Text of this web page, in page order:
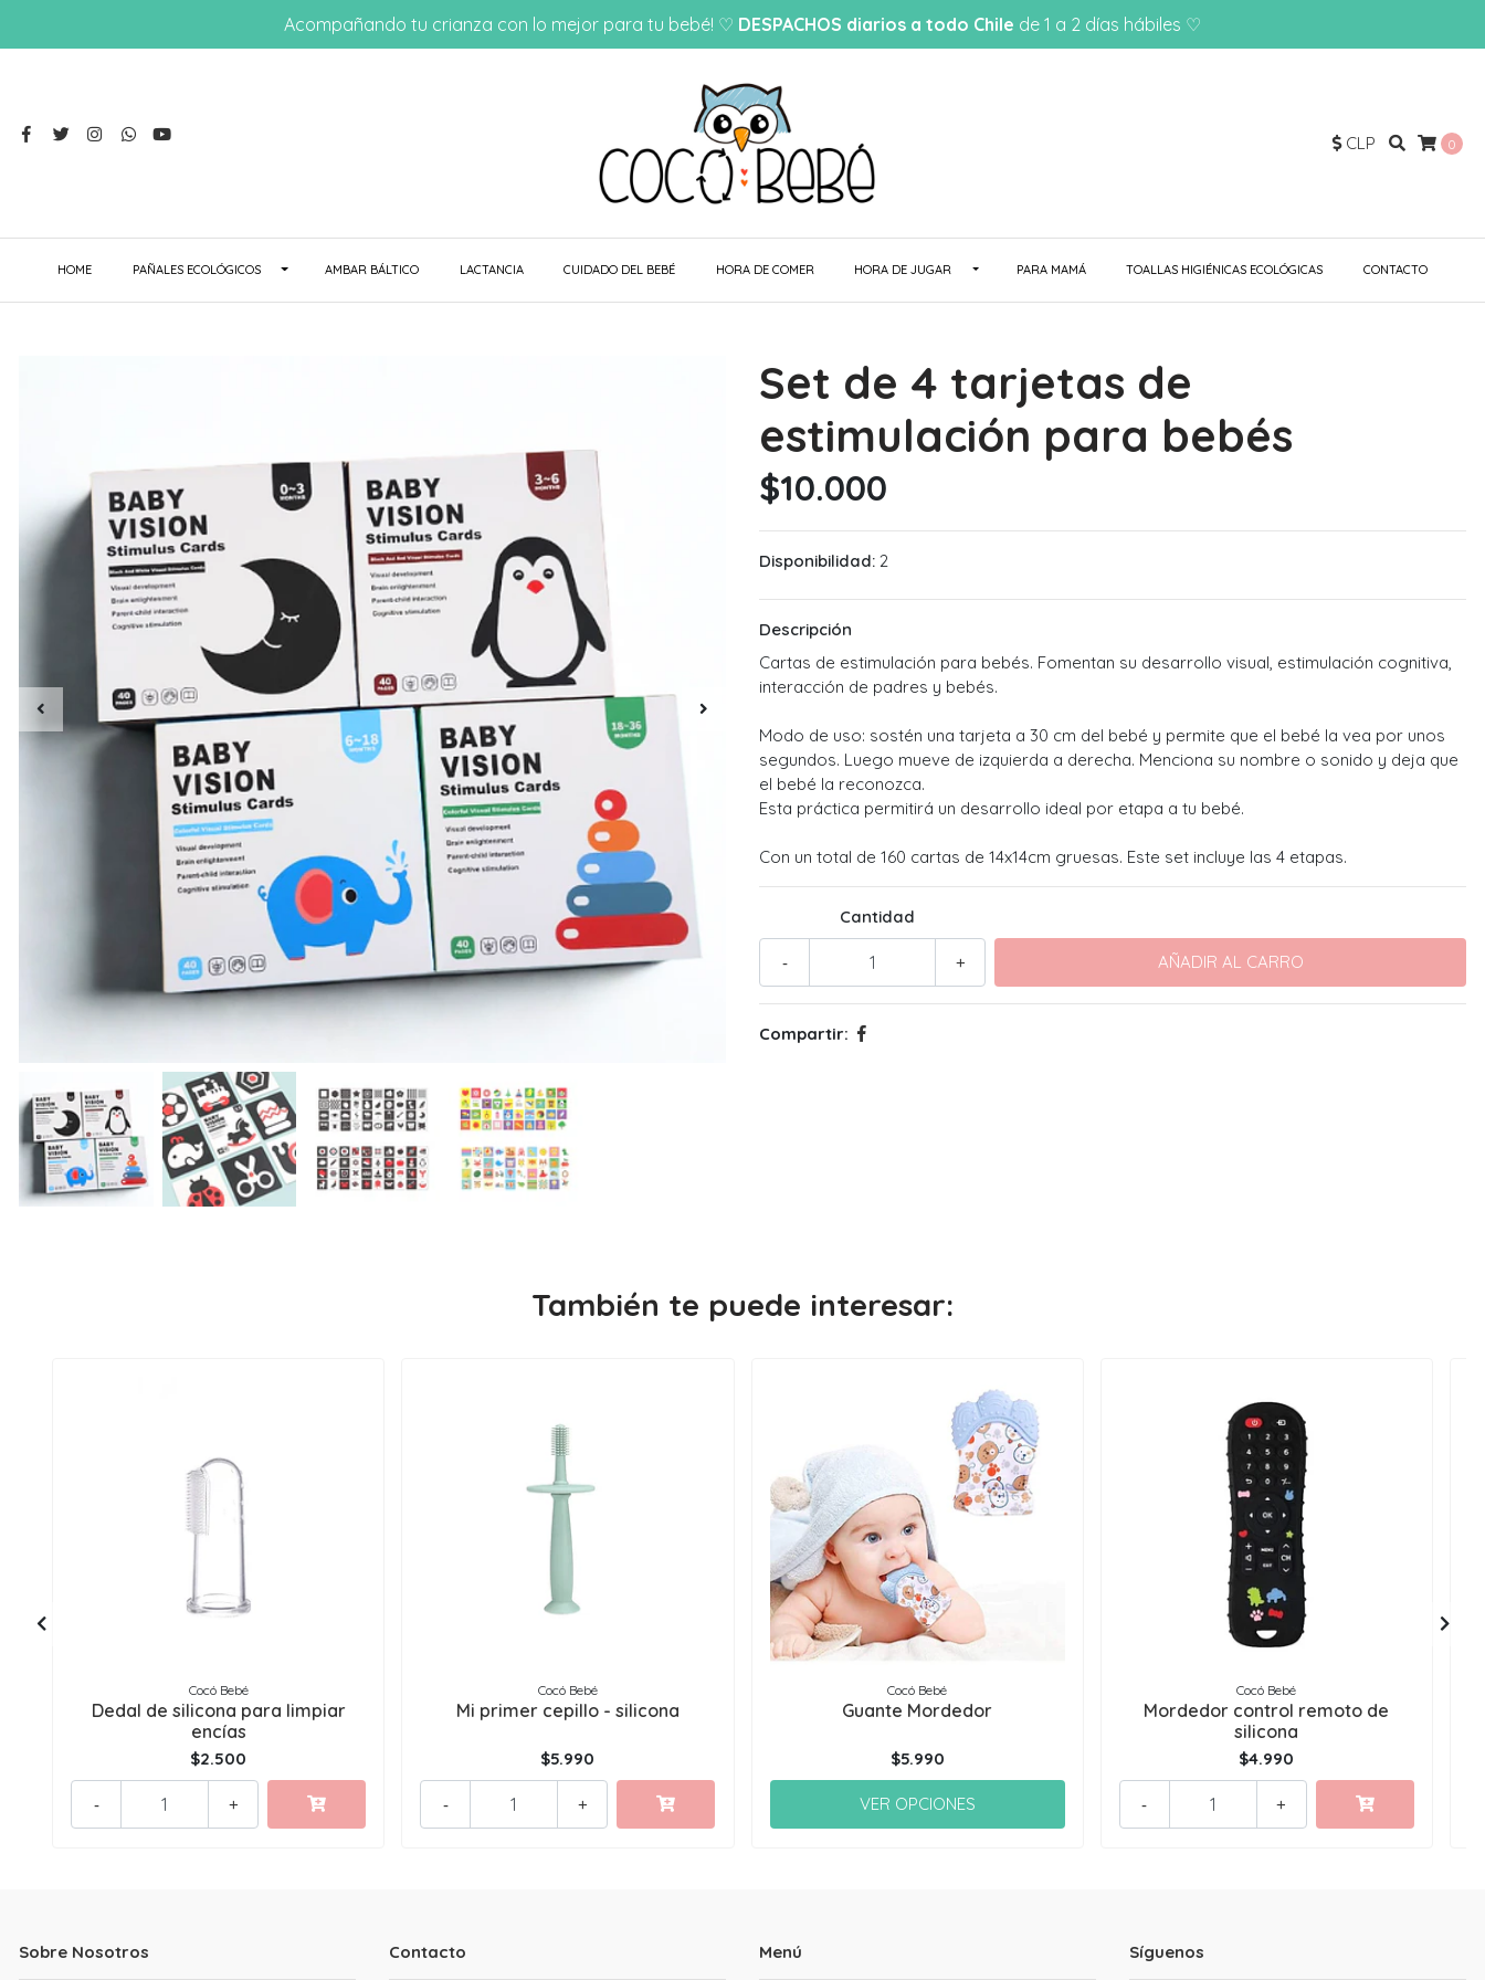
Acompañando tu crianza con lo mejor para tu bebé! ♡ DESPACHOS diarios a todo Chile de 1 a 2 días hábiles ♡
CLP 0
HOME PAÑALES ECOLÓGICOS AMBAR BÁLTICO LACTANCIA CUIDADO DEL BEBÉ HORA DE COMER HORA DE JUGAR PARA MAMÁ TOALLAS HIGIÉNICAS ECOLÓGICAS CONTACTO
Set de 4 tarjetas de
estimulación para bebés
$10.000
Disponibilidad: 2
Descripción
Cartas de estimulación para bebés. Fomentan su desarrollo visual, estimulación cognitiva,
interacción de padres y bebés.
Modo de uso: sostén una tarjeta a 30 cm del bebé y permite que el bebé la vea por unos
segundos. Luego mueve de izquierda a derecha. Menciona su nombre o sonido y deja que
el bebé la reconozca.
Esta práctica permitirá un desarrollo ideal por etapa a tu bebé.
Con un total de 160 cartas de 14x14cm gruesas. Este set incluye las 4 etapas.
Cantidad
+
-
Compartir:
También te puede interesar:
Cocó Bebé
Dedal de silicona para limpiar
encías
$2.500
+
-
Cocó Bebé
Mi primer cepillo - silicona
$5.990
+
-
Cocó Bebé
Guante Mordedor
$5.990
VER OPCIONES
Cocó Bebé
Mordedor control remoto de
silicona
$4.990
+
-
Sobre Nosotros Contacto Menú Síguenos